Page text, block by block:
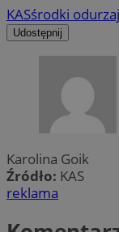
KASśrodki
Udostępnij
Karolina Goik
Źródło: KAS
reklama